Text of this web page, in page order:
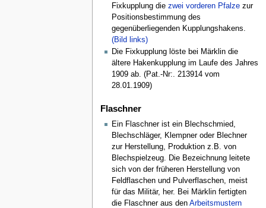
Fixkupplung die zwei vorderen Pfalzezur
Positionsbestimmung des
gegenüberliegenden Kupplungshakens.
(Bild links)
Die Fixkupplung löste bei Märklin die
ältere Hakenkupplung im Laufe des Jahres
1909 ab. (Pat.-Nr:. 213914 vom
28.01.1909)
Flaschner
Ein Flaschner ist ein Blechschmied,
Blechschläger, Klempner oder Blechner
zur Herstellung, Produktion z.B. von
Blechspielzeug. Die Bezeichnung leitete
sich von der früheren Herstellung von
Feldflaschen und Pulverflaschen, meist
für das Militär, her. Bei Märklin fertigten
die Flaschner aus den Arbeitsmustern